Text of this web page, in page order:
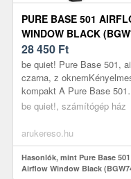
PURE BASE 501
WINDOW BLACK
28 450 Ft
be quiet! Pure Base 501,
czarna, z
kompakt A Pure Base 501
Airflow Window Black egy
be quiet!, számítógép ház
arukereso.hu
Hasonlók, mint Pure Base 501
Airflow Window Black